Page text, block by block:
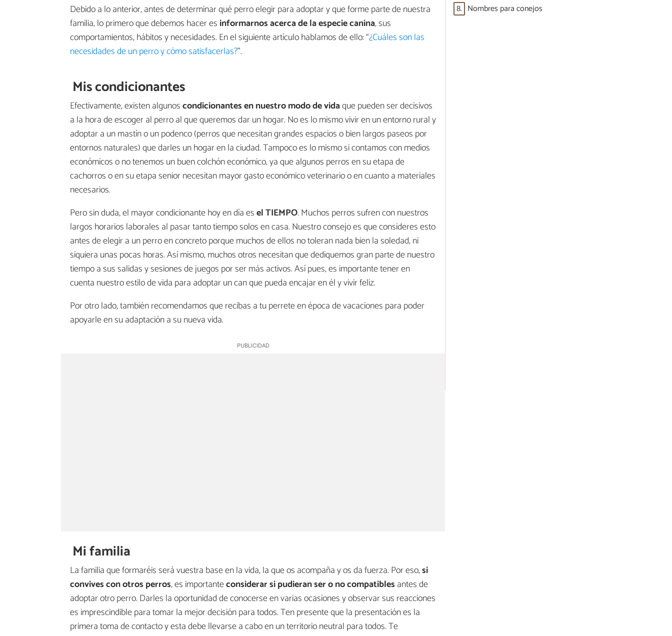
Debido a lo anterior, antes de determinar qué perro elegir para adoptar y que forme parte de nuestra
familia, lo primero que debemos hacer es informarnos acerca de la especie canina, sus
comportamientos, hábitos y necesidades. En el siguiente artículo hablamos de ello: “¿Cuáles son las
necesidades de un perro y cómo satisfacerlas?”.
Mis condicionantes
Efectivamente, existen algunoscondicionantes en nuestro modo de vidaque pueden ser decisivos
a la hora de escoger al perro al que queremos dar un hogar. No es lo mismo vivir en un entorno rural y
adoptar a un mastín o un podenco (perros que necesitan grandes espacios o bien largos paseos por
entornos naturales) que darles un hogar en la ciudad. Tampoco es lo mismo si contamos con medios
económicos o no tenemos un buen colchón económico, ya que algunos perros en su etapa de
cachorros o en su etapa senior necesitan mayor gasto económico veterinario o en cuanto a materiales
necesarios.
Pero sin duda, el mayor condicionante hoy en día esel TIEMPO. Muchos perros sufren con nuestros
largos horarios laborales al pasar tanto tiempo solos en casa. Nuestro consejo es que consideres esto
antes de elegir a un perro en concreto porque muchos de ellos no toleran nada bien la soledad, ni
siquiera unas pocas horas. Así mismo, muchos otros necesitan que dediquemos gran parte de nuestro
tiempo a sus salidas y sesiones de juegos por ser más activos. Así pues, es importante tener en
cuenta nuestro estilo de vida para adoptar un can que pueda encajar en él y vivir feliz.
Por otro lado, también recomendamos que recibas a tu perrete en época de vacaciones para poder
apoyarle en su adaptación a su nueva vida.
Mi familia
La familia que formaréis será vuestra base en la vida, la que os acompaña y os da fuerza. Por eso,si
convives con otros perros, es importanteconsiderar si pudieran ser o no compatibles antes de
adoptar otro perro. Darles la oportunidad de conocerse en varias ocasiones y observar sus reacciones
es imprescindible para tomar la mejor decisión para todos. Ten presente que la presentación es la
primera toma de contacto y esta debe llevarse a cabo en un territorio neutral para todos. Te
8. Nombres para conejos